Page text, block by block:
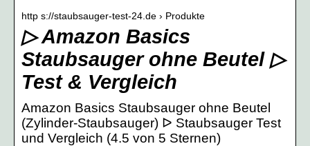
http s://staubsauger-test-24.de › Produkte
▷ Amazon Basics
Staubsauger ohne Beutel ▷
Test & Vergleich
Amazon Basics Staubsauger ohne Beutel
(Zylinder-Staubsauger) ᐅ Staubsauger Test
und Vergleich (4.5 von 5 Sternen)